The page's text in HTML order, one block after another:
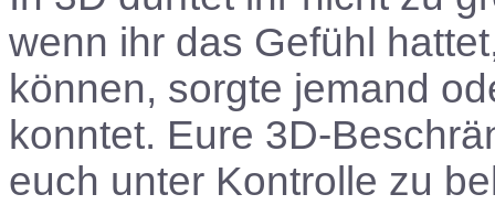
wenn ihr das Gefühl
können, sorgte jemand
konntet. Eure 3D-
euch unter Kontrolle zu